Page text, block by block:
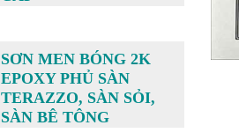
SƠN MEN BÓNG 2K
EPOXY PHỦ SÀN
TERAZZO, SÀN SỎI,
SÀN BÊ TÔNG